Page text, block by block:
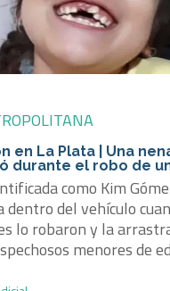
en La Plata | Una
durante el robo de
como Kim
dentro del vehículo
lo robaron y la
menores de